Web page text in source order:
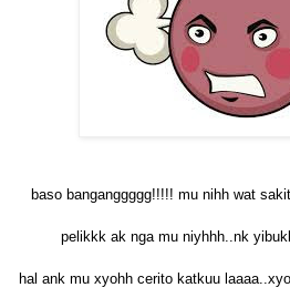
baso banganggggg!!!!! mu nihh wat
pelikkk ak nga mu niyhhh..nk
hal ank mu xyohh cerito katkuu